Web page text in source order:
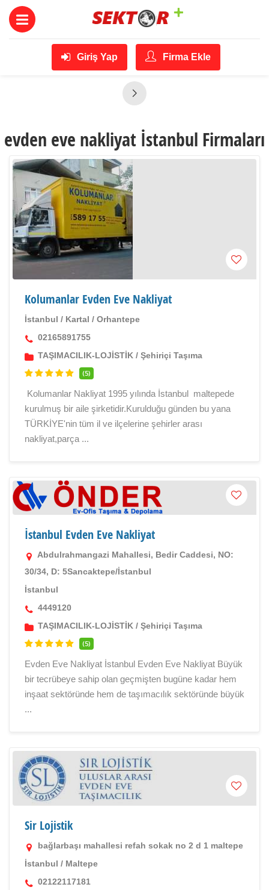
Giriş Yap Firma Ekle
evden eve nakliyat İstanbul Firmaları
Kolumanlar Evden Eve Nakliyat
İstanbul / Kartal / Orhantepe
02165891755
TAŞIMACILIK-LOJİSTİK / Şehiriçi Taşıma
(5)
Kolumanlar Nakliyat 1995 yılında İstanbul maltepede
kurulmuş bir aile şirketidir.Kurulduğu günden bu yana
TÜRKİYE'nin tüm il ve ilçelerine şehirler arası
nakliyat,parça ...
İstanbul Evden Eve Nakliyat
Abdulrahmangazi Mahallesi, Bedir Caddesi, NO:
30/34, D: 5Sancaktepe/İstanbul
İstanbul
4449120
TAŞIMACILIK-LOJİSTİK / Şehiriçi Taşıma
(5)
Evden Eve Nakliyat İstanbul Evden Eve Nakliyat Büyük
bir tecrübeye sahip olan geçmişten bugüne kadar hem
inşaat sektöründe hem de taşımacılık sektöründe büyük
...
Sir Lojistik
bağlarbaşı mahallesi refah sokak no 2 d 1 maltepe
İstanbul / Maltepe
02122117181